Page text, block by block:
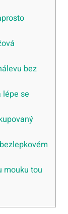
bez
lépe se
mouku tou